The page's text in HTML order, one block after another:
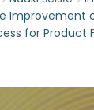
Improvement
for Product